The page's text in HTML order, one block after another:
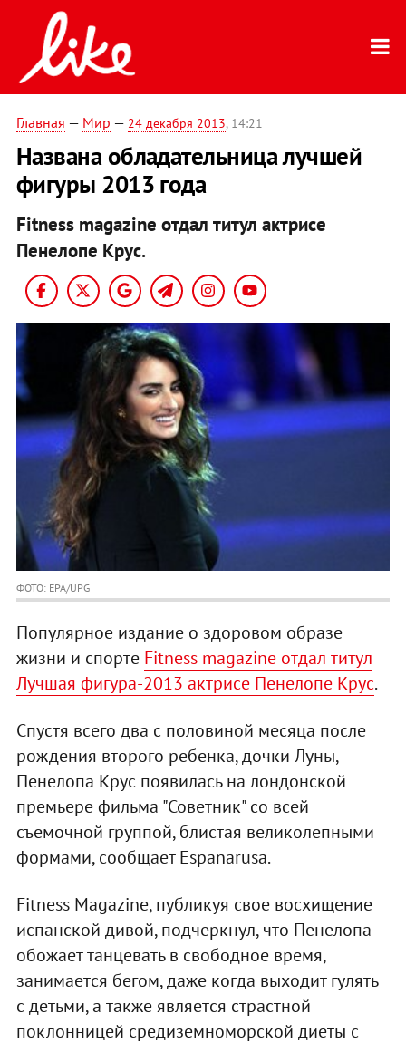
Главная — Мир — 24 декабря 2013, 14:21
Названа обладательница лучшей
фигуры 2013 года
Fitness magazine отдал титул актрисе
Пенелопе Крус.
ФОТО: EPA/UPG
Популярное издание о здоровом образе
жизни и спорте Fitness magazine отдал титул
Лучшая фигура-2013 актрисе Пенелопе Крус.
Спустя всего два с половиной месяца после
рождения второго ребенка, дочки Луны,
Пенелопа Крус появилась на лондонской
премьере фильма "Советник" со всей
съемочной группой, блистая великолепными
формами, сообщает Espanarusa.
Fitness Magazine, публикуя свое восхищение
испанской дивой, подчеркнул, что Пенелопа
обожает танцевать в свободное время,
занимается бегом, даже когда выходит гулять
с детьми, а также является страстной
поклонницей средиземноморской диеты с